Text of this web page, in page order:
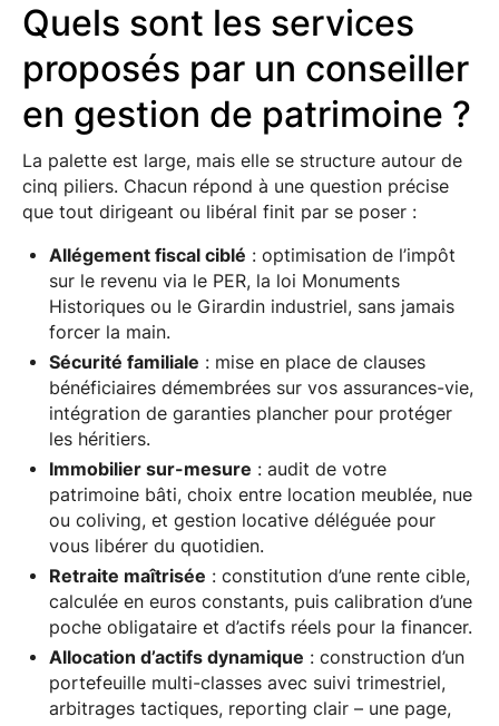
Quels sont les services
proposés par un conseiller
en gestion de patrimoine ?
La palette est large, mais elle se structure autour de
cinq piliers. Chacun répond à une question précise
que tout dirigeant ou libéral finit par se poser :
Allégement fiscal ciblé : optimisation de l’impôt
sur le revenu via le PER, la loi Monuments
Historiques ou le Girardin industriel, sans jamais
forcer la main.
Sécurité familiale : mise en place de clauses
bénéficiaires démembrées sur vos assurances-vie,
intégration de garanties plancher pour protéger
les héritiers.
Immobilier sur-mesure : audit de votre
patrimoine bâti, choix entre location meublée, nue
ou coliving, et gestion locative déléguée pour
vous libérer du quotidien.
Retraite maîtrisée : constitution d’une rente cible,
calculée en euros constants, puis calibration d’une
poche obligataire et d’actifs réels pour la financer.
Allocation d’actifs dynamique : construction d’un
portefeuille multi-classes avec suivi trimestriel,
arbitrages tactiques, reporting clair – une page,